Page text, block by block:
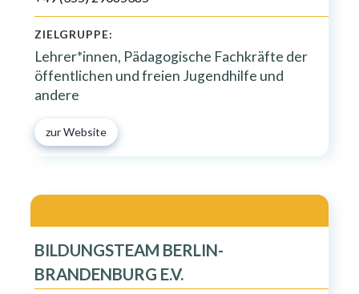
ZIELGRUPPE:
Lehrer*innen, Pädagogische Fachkräfte der
öffentlichen und freien Jugendhilfe und
andere
zur Website
BILDUNGSTEAM BERLIN-
BRANDENBURG E.V.